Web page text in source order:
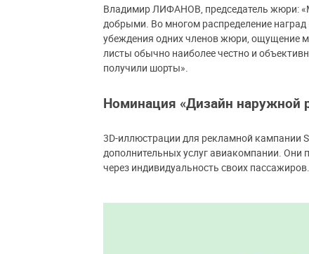
Владимир ЛИФАНОВ, председатель жюри:
добрыми. Во многом распределение
убеждения одних членов жюри, ощущение
листы обычно наиболее честно и
получили шорты».
Номинация «Дизайн наружной
3D-иллюстрации для рекламной кампании
дополнительных услуг авиакомпании. Они
через индивидуальность своих пассажиров.